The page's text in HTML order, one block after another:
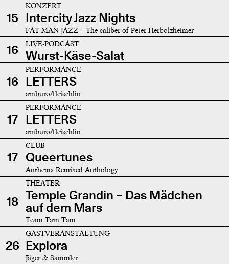
15
KONZERT
Intercity Jazz Nights
FAT MAN JAZZ – The caliber of Peter Herbolzheimer
16 LIVE-PODCAST
Wurst-Käse-Salat
16
PERFORMANCE
LETTERS
amburo/fleischlin
17
PERFORMANCE
LETTERS
amburo/fleischlin
17
CLUB
Queertunes
Anthems Remixed Anthology
18
THEATER
Temple Grandin – Das Mädchen
auf dem Mars
Team Tam Tam
26
GASTVERANSTALTUNG
Explora
Jäger & Sammler